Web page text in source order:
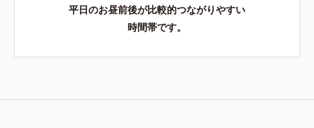
平日のお昼前後が比較的つながりやすい
時間帯です。